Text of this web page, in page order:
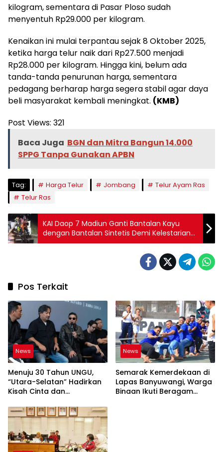
kilogram, sementara di Pasar Ploso sudah
menyentuh Rp29.000 per kilogram.
Kenaikan ini mulai terpantau sejak 8 Oktober 2025,
ketika harga telur naik dari Rp27.500 menjadi
Rp28.000 per kilogram. Hingga kini, belum ada
tanda-tanda penurunan harga, sementara
pedagang berharap harga segera stabil agar daya
beli masyarakat kembali meningkat. (KMB)
Post Views: 321
Baca Juga BGN dan Mitra Bangun 14.000
SPPG Tanpa Gunakan APBN
Tag: Harga Telur Jombang
Telur Ayam Ras
Telur Ras
KAI Daop 7 Madiun Ganti Bantalan Kayu
dengan Bantalan Sintetis Demi Kelestarian
Lingkungan
Pos Terkait
News
Menuju 30 Tahun UNGU,
“Utara-Selatan” Hadirkan
Kisah Cinta dan
News
Semarak Kemerdekaan di
Lapas Banyuwangi, Warga
Binaan Ikuti Beragam